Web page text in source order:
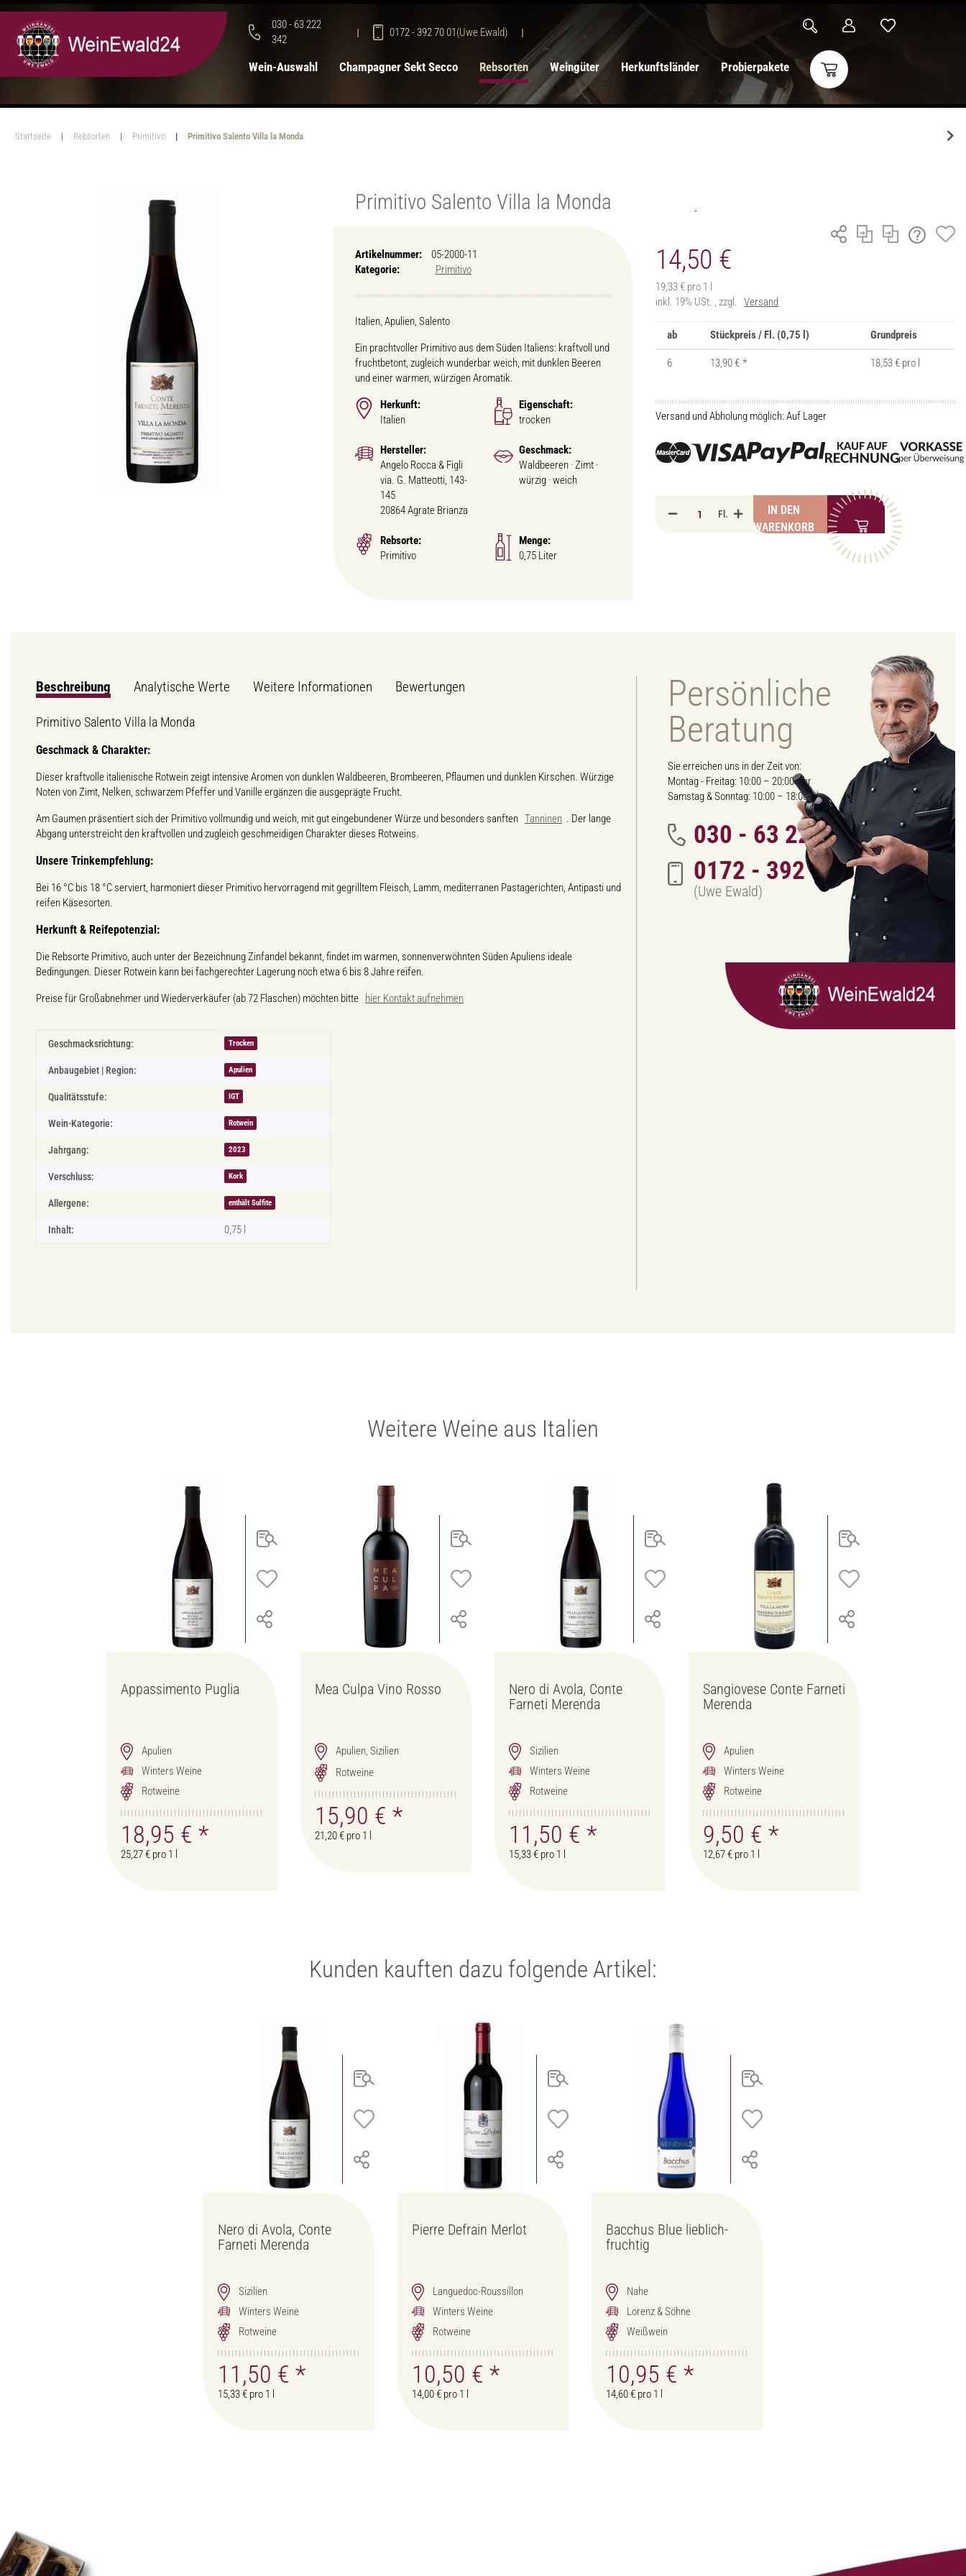
030 - 63 222
342
0172 - 392 70 01(Uwe Ewald)
Wein-Auswahl Champagner Sekt Secco Rebsorten Weingüter Herkunftsländer Probierpakete
Startseite Rebsorten Primitivo Primitivo Salento Villa la Monda
Primitivo Salento Villa la Monda
Artikelnummer:
05-2000-11
Kategorie:
Primitivo
Italien, Apulien, Salento
Ein prachtvoller Primitivo aus dem Süden Italiens: kraftvoll und
fruchtbetont, zugleich wunderbar weich, mit dunklen Beeren
und einer warmen, würzigen Aromatik.
Herkunft:
Italien
Eigenschaft:
trocken
Hersteller:
Angelo Rocca & Figli
via. G. Matteotti, 143-
145
20864 Agrate Brianza
Geschmack:
Waldbeeren · Zimt ·
würzig · weich
Rebsorte:
Primitivo
Menge:
0,75 Liter
14,50 €
19,33 € pro 1 l
inkl. 19% USt. , zzgl. Versand
ab Stückpreis / Fl. (0,75 l) Grundpreis
6 13,90 € * 18,53 € pro l
Versand und Abholung möglich: Auf Lager
Fl.
IN DEN
WARENKORB
Beschreibung Analytische Werte Weitere Informationen Bewertungen
Primitivo Salento Villa la Monda
Geschmack & Charakter:
Dieser kraftvolle italienische Rotwein zeigt intensive Aromen von dunklen Waldbeeren, Brombeeren, Pflaumen und dunklen Kirschen. Würzige
Noten von Zimt, Nelken, schwarzem Pfeffer und Vanille ergänzen die ausgeprägte Frucht.
Am Gaumen präsentiert sich der Primitivo vollmundig und weich, mit gut eingebundener Würze und besonders sanften Tanninen . Der lange
Abgang unterstreicht den kraftvollen und zugleich geschmeidigen Charakter dieses Rotweins.
Unsere Trinkempfehlung:
Bei 16 °C bis 18 °C serviert, harmoniert dieser Primitivo hervorragend mit gegrilltem Fleisch, Lamm, mediterranen Pastagerichten, Antipasti und
reifen Käsesorten.
Herkunft & Reifepotenzial:
Die Rebsorte Primitivo, auch unter der Bezeichnung Zinfandel bekannt, findet im warmen, sonnenverwöhnten Süden Apuliens ideale
Bedingungen. Dieser Rotwein kann bei fachgerechter Lagerung noch etwa 6 bis 8 Jahre reifen.
Preise für Großabnehmer und Wiederverkäufer (ab 72 Flaschen) möchten bitte hier Kontakt aufnehmen
Produkteigenschaft
Wert
Geschmacksrichtung: Trocken
Anbaugebiet | Region: Apulien
Qualitätsstufe: IGT
Wein-Kategorie: Rotwein
Jahrgang: 2023
Verschluss: Kork
Allergene: enthält Sulfite
Inhalt: 0,75 l
Persönliche
Beratung
Sie erreichen uns in der Zeit von:
Montag - Freitag: 10:00 – 20:00 Uhr
Samstag & Sonntag: 10:00 – 18:00 Uhr
030 - 63 222 342
0172 - 392 70 01
(Uwe Ewald)
Weitere Weine aus Italien
Appassimento Puglia
Apulien
Winters Weine
Rotweine
18,95 € *
25,27 € pro 1 l
Mea Culpa Vino Rosso
Apulien, Sizilien
Rotweine
15,90 € *
21,20 € pro 1 l
Nero di Avola, Conte
Farneti Merenda
Sizilien
Winters Weine
Rotweine
11,50 € *
15,33 € pro 1 l
Sangiovese Conte Farneti
Merenda
Apulien
Winters Weine
Rotweine
9,50 € *
12,67 € pro 1 l
Kunden kauften dazu folgende Artikel:
Nero di Avola, Conte
Farneti Merenda
Sizilien
Winters Weine
Rotweine
11,50 € *
15,33 € pro 1 l
Pierre Defrain Merlot
Languedoc-Roussillon
Winters Weine
Rotweine
10,50 € *
14,00 € pro 1 l
Bacchus Blue lieblich-
fruchtig
Nahe
Lorenz & Söhne
Weißwein
10,95 € *
14,60 € pro 1 l